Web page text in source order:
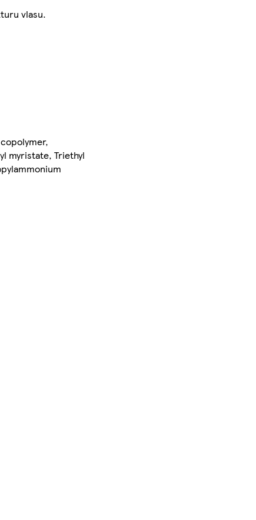
vlasu.
myristate, Triethyl